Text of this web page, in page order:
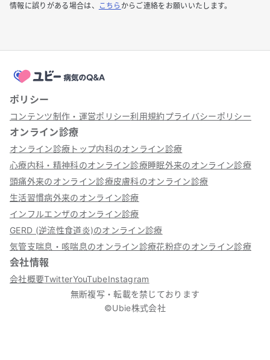
情報に誤りがある場合は、
こちら からご連絡をお願いいたします。
ポリシー
コンテンツ制作・運営ポリシー利用規約プライバシーポリシー
オンライン診療
オンライン診療トップ内科のオンライン診療
心療内科・精神科のオンライン診療睡眠外来のオンライン診療
頭痛外来のオンライン診療皮膚科のオンライン診療
生活習慣病外来のオンライン診療
インフルエンザのオンライン診療
GERD (逆流性食道炎)のオンライン診療
気管支喘息・咳喘息のオンライン診療花粉症のオンライン診療
会社情報
会社概要TwitterYouTubeInstagram
無断複写・転載を禁じております
©Ubie株式会社